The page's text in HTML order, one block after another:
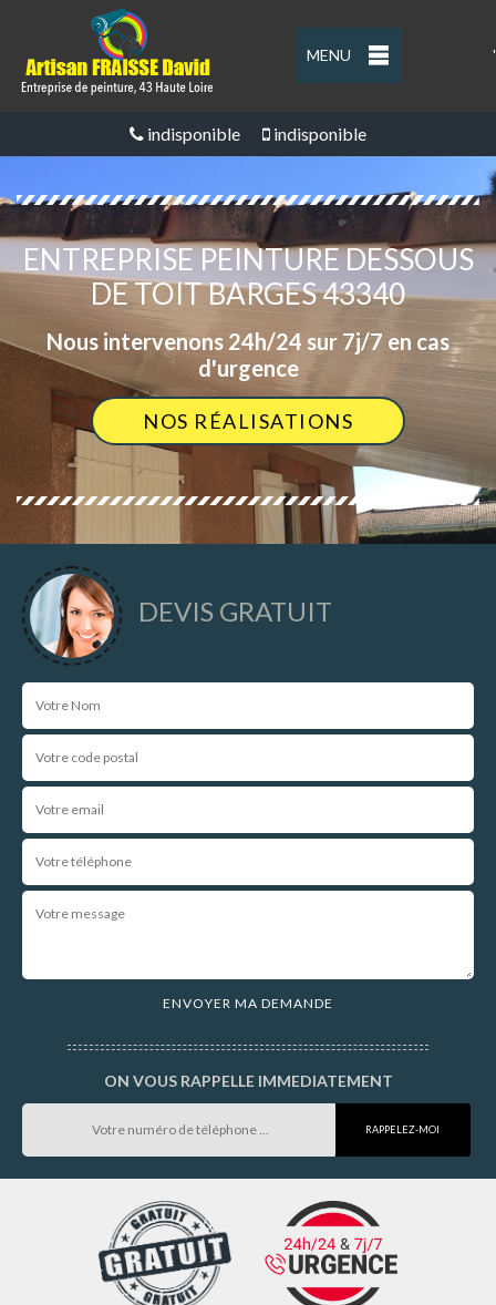
MENU '
indisponible indisponible
ENTREPRISE PEINTURE DESSOUS
DE TOIT BARGES 43340
Nous intervenons 24h/24 sur 7j/7 en cas
d'urgence
NOS RÉALISATIONS
DEVIS GRATUIT
ON VOUS RAPPELLE IMMEDIATEMENT